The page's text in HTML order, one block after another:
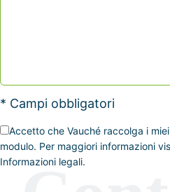
* Campi obbligatori
Accetto che Vauché raccolga i
modulo. Per maggiori informazioni
Informazioni legali.